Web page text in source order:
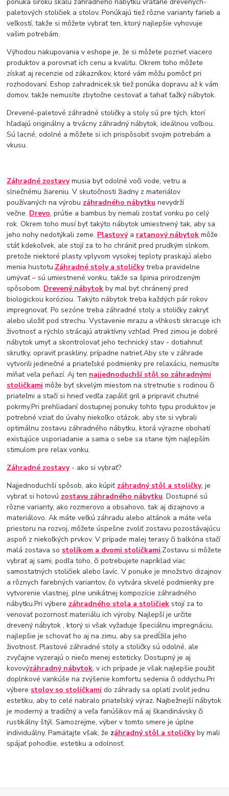
paletových stoličiek a stolov. Ponúkajú tiež rôzne varianty farieb a
veľkostí, takže si môžete vybrať ten, ktorý najlepšie vyhovuje
vašim potrebám.
Výhodou nakupovania v eshope je, že si môžete pozrieť viacero
produktov a porovnať ich cenu a kvalitu. Okrem toho môžete
získať aj recenzie od zákazníkov, ktoré vám môžu pomôcť pri
rozhodovaní. Eshop zahradnicek.sk tiež ponúka dopravu až k vám
domov, takže nemusíte zbytočne cestovať a ťahať ťažký nábytok.
Drevené-paletové záhradné stoličky a stoly sú pre tých, ktorí
hľadajú originálny a trvácny záhradný nábytok, ideálnou voľbou.
Sú lacné, odolné a môžete si ich prispôsobiť svojim potrebám a
vkusu.
Záhradné zostavymusia byť odolné voči vode, vetru a
slnečnému žiareniu. V skutočnosti žiadny z materiálov
používaných na výrobu záhradného nábytku nevydrží
večne. Drevo, prútie a bambus by nemali zostať vonku po celý
rok. Okrem toho musí byť takýto nábytok umiestnený tak, aby sa
jeho nohy nedotýkali zeme. Plastovýa ratanový nábytok môže
stáť kdekoľvek, ale stojí za to ho chrániť pred prudkým slnkom,
pretože niektoré plasty vplyvom vysokej teploty praskajú alebo
menia hustotu.Záhradné stoly a stoličkytreba pravidelne
umývať – sú umiestnené vonku, takže sa špinia prirodzeným
spôsobom. Drevený nábytok by mal byť chránený pred
biologickou koróziou. Takýto nábytok treba každých pár rokov
impregnovať. Po sezóne treba záhradné stoly a stoličky zakryť
alebo uložiť pod strechu. Vystavenie mrazu a vlhkosti skracuje ich
životnosť a rýchlo strácajú atraktívny vzhľad. Pred zimou je dobré
nábytok umyť a skontrolovať jeho technický stav - dotiahnuť
skrutky, opraviť praskliny, prípadne natrieť.Aby ste v záhrade
vytvorili jedinečné a priateľské podmienky pre relaxáciu, nemusíte
míňať veľa peňazí. Aj ten najjednoduchší stôl so záhradnými
stoličkami môže byť skvelým miestom na stretnutie s rodinou či
priateľmi a stačí si hneď vedľa zapáliť gril a pripraviť chutné
pokrmy.Pri prehliadaní dostupnej ponuky tohto typu produktov je
potrebné vziať do úvahy niekoľko otázok, aby ste si vybrali
optimálnu zostavu záhradného nábytku, ktorá výrazne obohatí
existujúce usporiadanie a sama o sebe sa stane tým najlepším
stimulom pre relax vonku.
Záhradné zostavy- ako si vybrať?
Najjednoduchší spôsob, ako kúpiť záhradný stôl a stoličky, je
vybrať si hotovú zostavu záhradného nábytku. Dostupné sú
rôzne varianty, ako rozmerovo a obsahovo, tak aj dizajnovo a
materiálovo. Ak máte veľkú záhradu alebo altánok a máte veľa
priestoru na rozvoj, môžete úspešne zvoliť zostavu pozostávajúcu
aspoň z niekoľkých prvkov. V prípade malej terasy či balkóna stačí
malá zostava so stolíkom a dvomi stoličkami.Zostavu si môžete
vybrať aj sami, podľa toho, či potrebujete napríklad viac
samostatných stoličiek alebo lavíc. V ponuke je množstvo dizajnov
a rôznych farebných variantov, čo vytvára skvelé podmienky pre
vytvorenie vlastnej, plne unikátnej kompozície záhradného
nábytku.Pri výbere záhradného stola a stoličiek stojí za to
venovať pozornosť materiálu ich výroby. Najlepší je určite
drevený nábytok , ktorý si však vyžaduje špeciálnu impregnáciu,
najlepšie je schovať ho aj na zimu, aby sa predĺžila jeho
životnosť. Plastové záhradné stoly a stoličky sú odolné, ale
zvyčajne vyzerajú o niečo menej esteticky. Dostupný je aj
kovovýzáhradný nábytok, v ich prípade je však najlepšie použiť
doplnkové vankúše na zvýšenie komfortu sedenia či oddychu.Pri
výbere stolov so stoličkami do záhrady sa oplatí zvoliť jednu
estetiku, aby to celé nabralo priateľský výraz. Najbežnejší nábytok
je moderný a tradičný a veľa fanúšikov má aj škandinávsky či
rustikálny štýl. Samozrejme, výber v tomto smere je úplne
individuálny. Pamätajte však, že záhradný stôl a stoličkyby mali
spájať pohodlie, estetiku a odolnosť.